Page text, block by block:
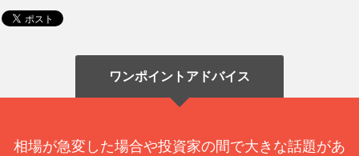
ワンポイントアドバイス
相場が急変した場合や投資家の間で大きな話題があ